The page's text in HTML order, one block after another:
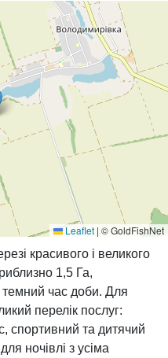
Leaflet | © GoldFishNet
красивого і великого
1,5 Га,
темний час доби. Для
перелік послуг:
спортивний та дитячий
ночівлі з усіма